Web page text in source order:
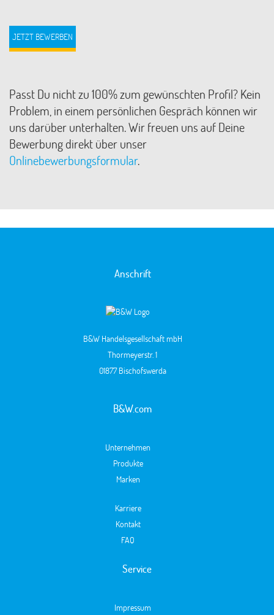
JETZT BEWERBEN
Passt Du nicht zu 100% zum gewünschten Profil? Kein
Problem, in einem persönlichen Gespräch können wir
uns darüber unterhalten. Wir freuen uns auf Deine
Bewerbung direkt über unser
Onlinebewerbungsformular.
Anschrift
B&W Handelsgesellschaft mbH
Thormeyerstr. 1
01877 Bischofswerda
B&W.com
Unternehmen
Produkte
Marken
Karriere
Kontakt
FAQ
Service
Impressum